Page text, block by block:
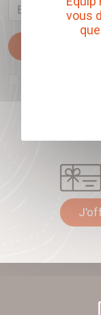
Email
J'accepte que
comprendre les
proposés. Ce choix
vous